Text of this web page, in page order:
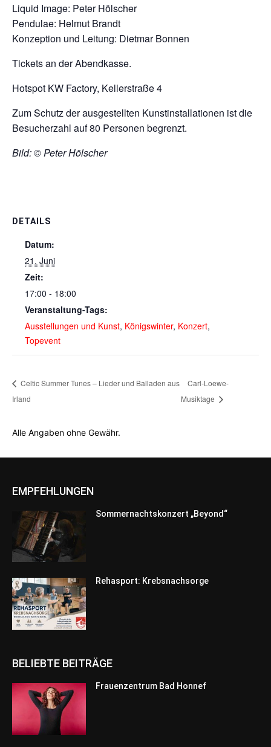
Liquid Image: Peter Hölscher
Pendulae: Helmut Brandt
Konzeption und Leitung: Dietmar Bonnen
Tickets an der Abendkasse.
Hotspot KW Factory, Kellerstraße 4
Zum Schutz der ausgestellten Kunstinstallationen ist die
Besucherzahl auf 80 Personen begrenzt.
Bild: © Peter Hölscher
DETAILS
Datum:
21. Juni
Zeit:
17:00 - 18:00
Veranstaltung-Tags:
Ausstellungen und Kunst, Königswinter, Konzert,
Topevent
Celtic Summer Tunes – Lieder und Balladen aus
Irland
Carl-Loewe-
Musiktage
Alle Angaben ohne Gewähr.
EMPFEHLUNGEN
Sommernachtskonzert „Beyond“
Rehasport: Krebsnachsorge
BELIEBTE BEITRÄGE
Frauenzentrum Bad Honnef